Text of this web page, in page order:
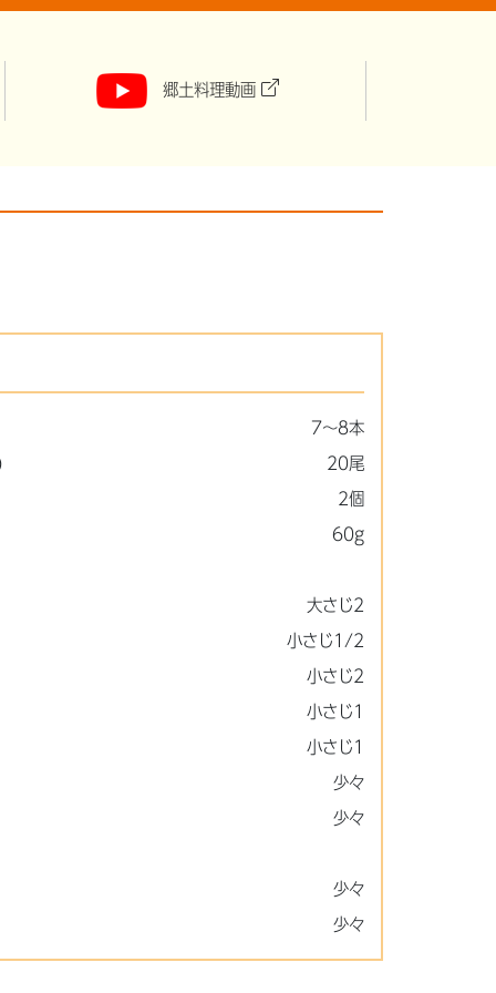
郷土料理動画
7～8本
20尾
2個
60g
大さじ2
小さじ1/2
小さじ2
小さじ1
小さじ1
少々
少々
少々
少々